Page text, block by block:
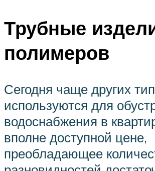
Трубные
полимеров
Сегодня чаще других
используются для
водоснабжения в
вполне доступной цене,
преобладающее